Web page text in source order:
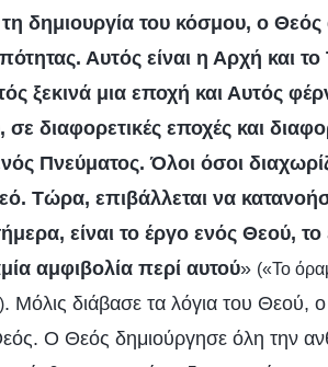
δημιουργία του κόσμου, ο Θεός
Αυτός είναι η Αρχή και
ξεκινά μια εποχή και Αυτός
διαφορετικές εποχές και
Πνεύματος. Όλοι όσοι
Τώρα, επιβάλλεται να
είναι το έργο ενός Θεού,
αμφιβολία περί αυτού» («Το
. Μόλις διάβασε τα λόγια του Θεού,
Ο Θεός δημιούργησε όλη την